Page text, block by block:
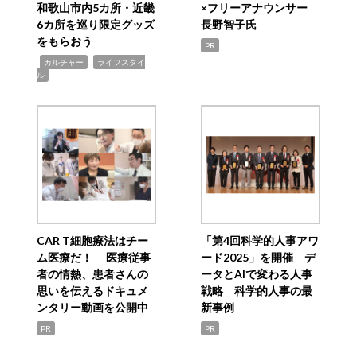
和歌山市内5カ所・近畿
6カ所を巡り限定グッズ
をもらおう
カルチャー
ライフスタイ
ル
×フリーアナウンサー
長野智子氏
PR
CAR T細胞療法はチー
ム医療だ！ 医療従事
者の情熱、患者さんの
思いを伝えるドキュメ
ンタリー動画を公開中
PR
「第4回科学的人事アワ
ード2025」を開催 デ
ータとAIで変わる人事
戦略 科学的人事の最
新事例
PR